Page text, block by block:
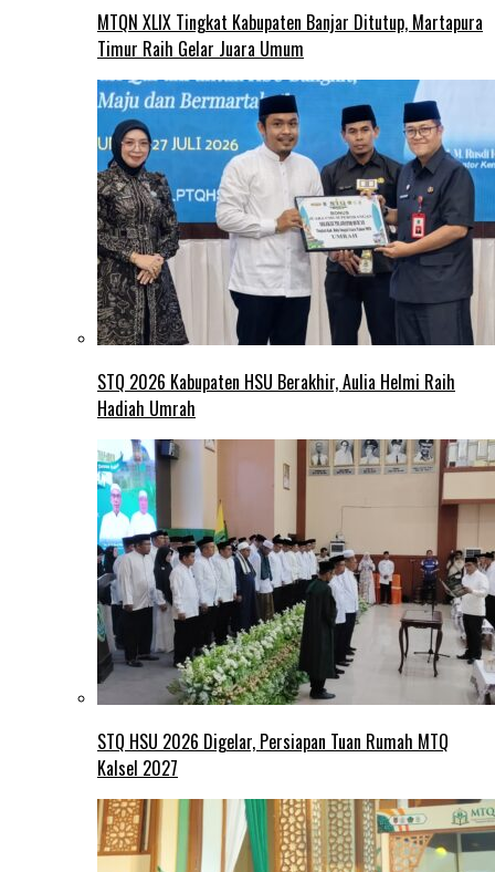
MTQN XLIX Tingkat Kabupaten Banjar Ditutup, Martapura
Timur Raih Gelar Juara Umum
STQ 2026 Kabupaten HSU Berakhir, Aulia Helmi Raih
Hadiah Umrah
STQ HSU 2026 Digelar, Persiapan Tuan Rumah MTQ
Kalsel 2027